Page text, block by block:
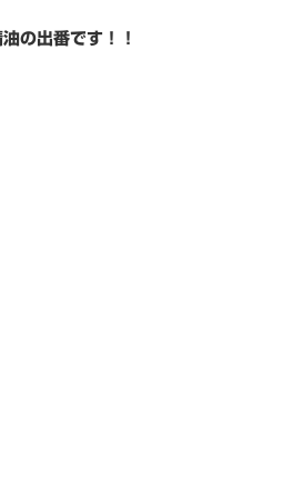
の出番です！！